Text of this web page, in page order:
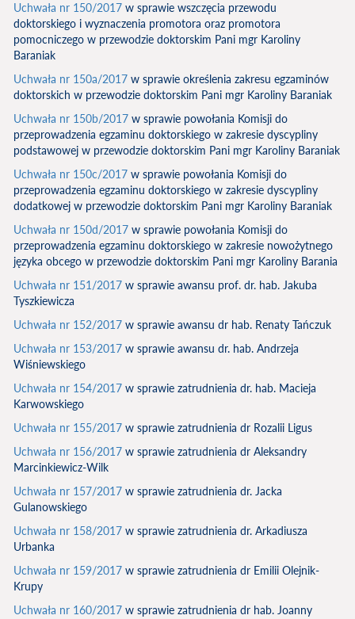
Uchwała nr 150/2017 w sprawie wszczęcia przewodu
doktorskiego i wyznaczenia promotora oraz promotora
pomocniczego w przewodzie doktorskim Pani mgr Karoliny
Baraniak
Uchwała nr 150a/2017 w sprawie określenia zakresu egzaminów
doktorskich w przewodzie doktorskim Pani mgr Karoliny Baraniak
Uchwała nr 150b/2017 w sprawie powołania Komisji do
przeprowadzenia egzaminu doktorskiego w zakresie dyscypliny
podstawowej w przewodzie doktorskim Pani mgr Karoliny Baraniak
Uchwała nr 150c/2017 w sprawie powołania Komisji do
przeprowadzenia egzaminu doktorskiego w zakresie dyscypliny
dodatkowej w przewodzie doktorskim Pani mgr Karoliny Baraniak
Uchwała nr 150d/2017 w sprawie powołania Komisji do
przeprowadzenia egzaminu doktorskiego w zakresie nowożytnego
języka obcego w przewodzie doktorskim Pani mgr Karoliny Barania
Uchwała nr 151/2017 w sprawie awansu prof. dr. hab. Jakuba
Tyszkiewicza
Uchwała nr 152/2017 w sprawie awansu dr hab. Renaty Tańczuk
Uchwała nr 153/2017 w sprawie awansu dr. hab. Andrzeja
Wiśniewskiego
Uchwała nr 154/2017 w sprawie zatrudnienia dr. hab. Macieja
Karwowskiego
Uchwała nr 155/2017 w sprawie zatrudnienia dr Rozalii Ligus
Uchwała nr 156/2017 w sprawie zatrudnienia dr Aleksandry
Marcinkiewicz-Wilk
Uchwała nr 157/2017 w sprawie zatrudnienia dr. Jacka
Gulanowskiego
Uchwała nr 158/2017 w sprawie zatrudnienia dr. Arkadiusza
Urbanka
Uchwała nr 159/2017 w sprawie zatrudnienia dr Emilii Olejnik-
Krupy
Uchwała nr 160/2017 w sprawie zatrudnienia dr hab. Joanny